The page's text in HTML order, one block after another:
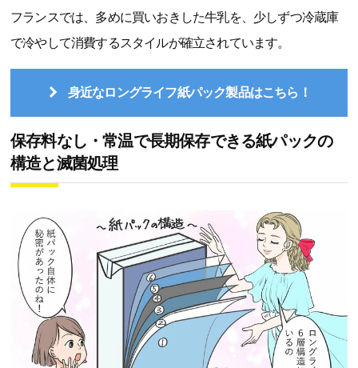
フランスでは、多めに買いおきした牛乳を、少しずつ冷蔵庫
で冷やして消費するスタイルが確立されています。
身近なロングライフ紙パック製品はこちら！
保存料なし・常温で長期保存できる紙パックの
構造と滅菌処理